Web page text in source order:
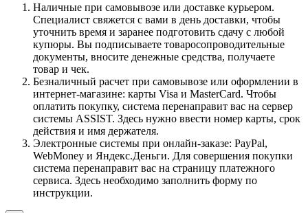
Наличные при самовывозе или доставке курьером.
Специалист свяжется с вами в день доставки, чтобы
уточнить время и заранее подготовить сдачу с любой
купюры. Вы подписываете товаросопроводительные
документы, вносите денежные средства, получаете
товар и чек.
Безналичный расчет при самовывозе или оформлении в
интернет-магазине: карты Visa и MasterCard. Чтобы
оплатить покупку, система перенаправит вас на сервер
системы ASSIST. Здесь нужно ввести номер карты, срок
действия и имя держателя.
Электронные системы при онлайн-заказе: PayPal,
WebMoney и Яндекс.Деньги. Для совершения покупки
система перенаправит вас на страницу платежного
сервиса. Здесь необходимо заполнить форму по
инструкции.